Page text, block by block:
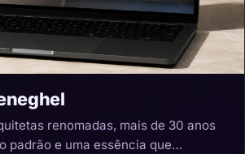
renomadas, mais de 30 anos
padrão e uma essência que